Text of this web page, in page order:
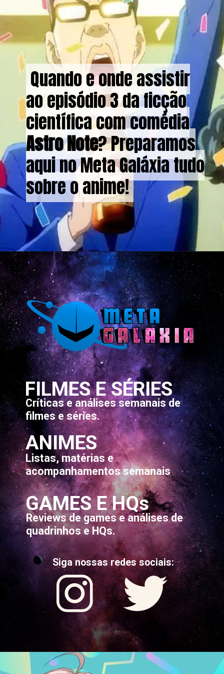
Quando e onde assistir
ao episódio 3 da ficção
científica com comédia
Astro Note? Preparamos
aqui no Meta Galáxia tudo
sobre o anime!
Quando e onde assistir
ao episódio 3 da ficção
científica com comédia
Astro Note? Preparamos
aqui no Meta Galáxia tudo
sobre o anime!
Opening https://metagalaxia.com.br/anime-e-manga/quando-e-onde-assistir-ao-episodio-3-de-astro-note/
FILMES E SÉRIES
Críticas e análises semanais de
filmes e séries.
ANIMES
Listas, matérias e
acompanhamentos semanais
GAMES E HQs
Reviews de games e análises de
quadrinhos e HQs.
Siga nossas redes sociais: